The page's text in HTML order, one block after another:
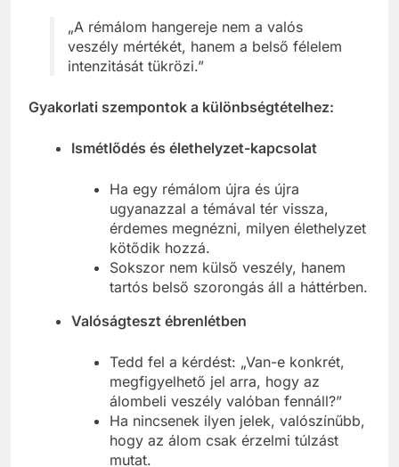
„A rémálom hangereje nem a valós
veszély mértékét, hanem a belső félelem
Ha egy rémálom újra és újra
ugyanazzal a témával tér vissza,
érdemes megnézni, milyen élethelyzet
kötődik hozzá.
Sokszor nem külső veszély, hanem
Tedd fel a kérdést: „Van-e konkrét,
megfigyelhető jel arra, hogy az
álombeli veszély valóban fennáll?”
Ha nincsenek ilyen jelek, valószínűbb,
hogy az álom csak érzelmi túlzást